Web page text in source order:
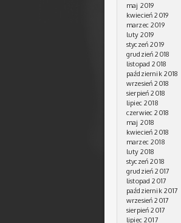
maj 2019
kwiecień 2019
marzec 2019
luty 2019
styczeń 2019
grudzień 2018
listopad 2018
październik 2018
wrzesień 2018
sierpień 2018
lipiec 2018
czerwiec 2018
maj 2018
kwiecień 2018
marzec 2018
luty 2018
styczeń 2018
grudzień 2017
listopad 2017
październik 2017
wrzesień 2017
sierpień 2017
lipiec 2017